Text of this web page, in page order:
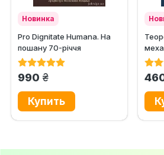
Новинка
Pro Dignitate Humana. На
пошану 70-річчя
професора Всеволода
Мицика
990 грн.